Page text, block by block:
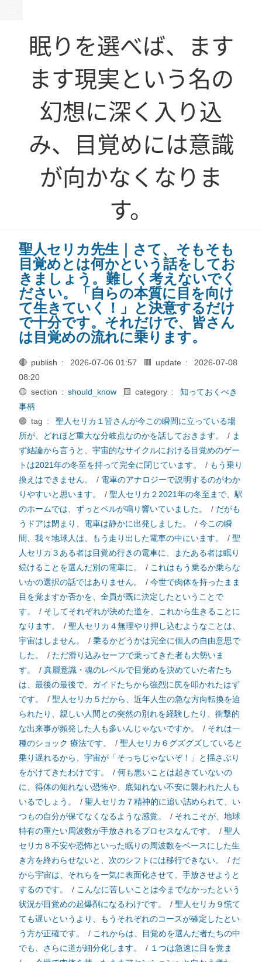
眠りを選べば、ます
ます現実という名の
幻想に深く入り込
み、目覚めには意識
が向かなくなりま
す。
聖人セリカ先生｜さて、そもそも
目覚めとは何かという話をしてお
きましょう。難しく考えないでく
ださい。「自らの本質に目を向け
て生きていく！」と決意するだけ
で十分です。それだけで、皆さん
は目覚めの流れに乗ります。
🔴 publish : 2026-07-06 01:57 🟥 update :
2026-07-08
08:20
🟡 section : should_know 🟨 category :
知っておくべき
事柄
🟢 tag :
聖人セリカ１皆さんが今この瞬間に立っている場
所が、どれほど重大な分岐点なのかを話しておきます。
/ ま
ず結論から言うと、宇宙的なサイクルにおける目覚めのゲー
トは2021年の冬至を持って完全に閉じています。
/ もう乗り
換えはできません。
/ 電車のアナロジーで説明するのがわか
りやすいと思います。
/ 聖人セリカ２2021年の冬至まで、駅
のホームでは、ずっとベルが鳴り響いていました。
/ だがも
うドアは閉まり、電車は静かに出発しました。
/ 今この瞬
間、我々地球人は、もう走り出した電車の中にいます。
/ 聖
人セリカ３ある者は目覚め行きの電車に、またある者は眠り
続けることを選んだ別の電車に。
/ これはもう乗るか乗らな
いかの選択の話ではありません。
/ 今世で肉体を持ったまま
目を覚ますか否かを、全員が既に決定したということで
す。
/ そしてそれぞれが決めた道を、これから生きることに
なります。
/ 聖人セリカ４無理やり押し込むようなことは、
宇宙はしません。
/ 乗るかどうかは完全に個人の自由意思で
した。
/ ただ滑り込みセーフで乗ってきた者も大勢いま
す。
/ 真層意識・魂のレベルで目覚めを決めていた者たち
は、最後の最後で、ガイドたちから強烈に尻を叩かれたはず
です。
/ 聖人セリカ５だから、近年人生の急な方向転換を迫
られたり、親しい人間との突然の別れを経験したり、衝撃的
な出来事が頻発した人も多いんじゃないですか。
/ それは一
種のショック 療法です。
/ 聖人セリカ６グズグズしていると
乗り遅れるから、宇宙が「そっちじゃないぞ！」と揺さぶり
をかけてきたわけです。
/ 何も悪いことは起きていないの
に、得体の知れない恐怖や、底知れない不安に襲われた人も
いるでしょう。
/ 聖人セリカ７精神的に追い詰められて、い
つもの自分が保てなくなるような感覚。
/ それこそが、地球
特有の重たい周波数が手放されるプロセスなんです。
/ 聖人
セリカ８不安や恐怖といった眠りの周波数をベースにした生
き方を終わらせないと、次のシフトには移行できない。
/ だ
から宇宙は、それらを一気に表面化させて、手放させようと
するのです。
/ こんなに苦しいことは今までなかったという
状況が目覚めの起爆剤になるわけです。
/ 聖人セリカ９慌て
ても遅いというより、もうそれぞれのコースが確定したとい
う方が正確です。
/ これからは、目覚めを選んだ者たちの中
でも、さらに道が細分化します。
/ １つは急速に目を覚ま